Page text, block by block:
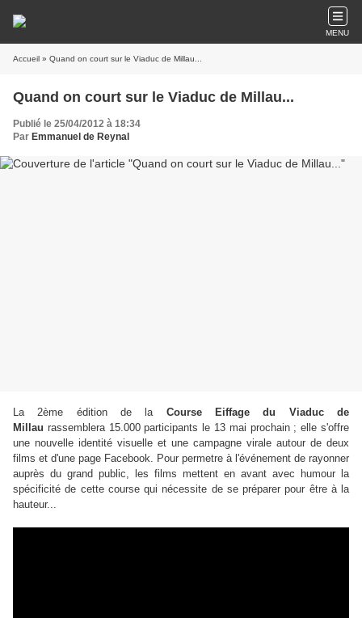
MENU
Accueil » Quand on court sur le Viaduc de Millau...
Quand on court sur le Viaduc de Millau...
Publié le 25/04/2012 à 18:34
Par Emmanuel de Reynal
La 2ème édition de la Course Eiffage du Viaduc de
Millau rassemblera 15.000 participants le 13 mai prochain ; elle s'offre
une nouvelle identité visuelle et une campagne virale autour de deux
films et d'une page Facebook. Pour permetre à l'événement de rayonner
auprès du grand public, les films mettent en avant avec humour la
spécificité de cette course qui nécessite de se préparer pour être à la
hauteur...